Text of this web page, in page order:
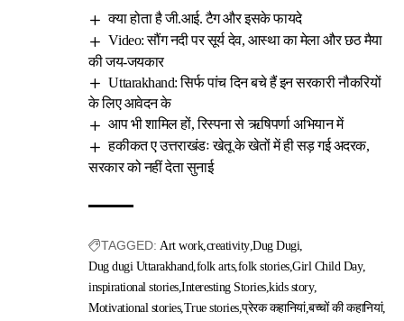
क्या होता है जी.आई. टैग और इसके फायदे
Video: सौंग नदी पर सूर्य देव, आस्था का मेला और छठ मैया
की जय-जयकार
Uttarakhand: सिर्फ पांच दिन बचे हैं इन सरकारी नौकरियों
के लिए आवेदन के
आप भी शामिल हों, रिस्पना से ऋषिपर्णा अभियान में
हकीकत ए उत्तराखंडः खेतू के खेतों में ही सड़ गई अदरक,
सरकार को नहीं देता सुनाई
TAGGED: Art work creativity Dug Dugi
Dug dugi Uttarakhand folk arts folk stories Girl Child Day
inspirational stories Interesting Stories kids story
Motivational stories True stories प्रेरक कहानियां बच्चों की कहानियां